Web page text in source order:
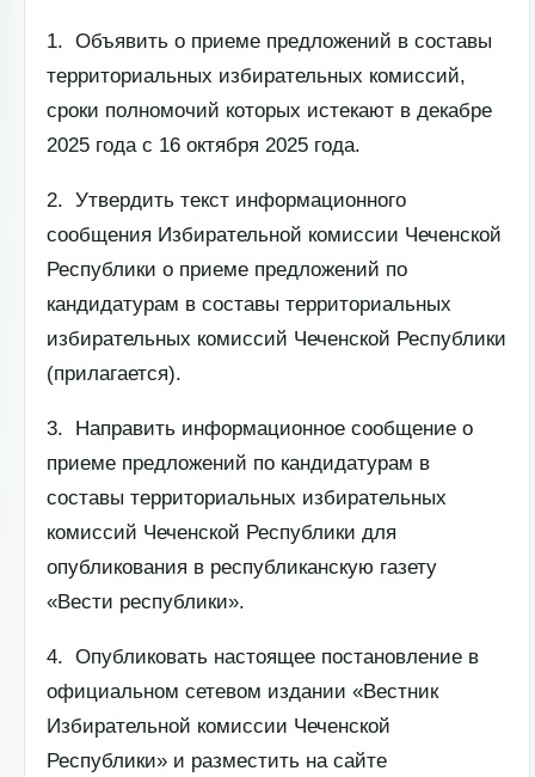
1. Объявить о приеме предложений в составы
территориальных избирательных комиссий,
сроки полномочий которых истекают в декабре
2025 года с 16 октября 2025 года.
2. Утвердить текст информационного
сообщения Избирательной комиссии Чеченской
Республики о приеме предложений по
кандидатурам в составы территориальных
избирательных комиссий Чеченской Республики
(прилагается).
3. Направить информационное сообщение о
приеме предложений по кандидатурам в
составы территориальных избирательных
комиссий Чеченской Республики для
опубликования в республиканскую газету
«Вести республики».
4. Опубликовать настоящее постановление в
официальном сетевом издании «Вестник
Избирательной комиссии Чеченской
Республики» и разместить на сайте